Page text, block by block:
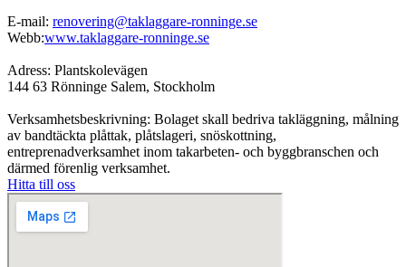
E-mail: renovering@taklaggare-ronninge.se
Webb:www.taklaggare-ronninge.se
Adress: Plantskolevägen
144 63 Rönninge Salem, Stockholm
Verksamhetsbeskrivning: Bolaget skall bedriva takläggning, målning
av bandtäckta plåttak, plåtslageri, snöskottning,
entreprenadverksamhet inom takarbeten- och byggbranschen och
därmed förenlig verksamhet.
Hitta till oss